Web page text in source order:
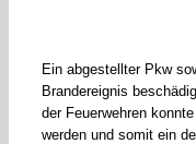
Ein abgestellter Pkw
Brandereignis
der Feuerwehren
werden und somit ein